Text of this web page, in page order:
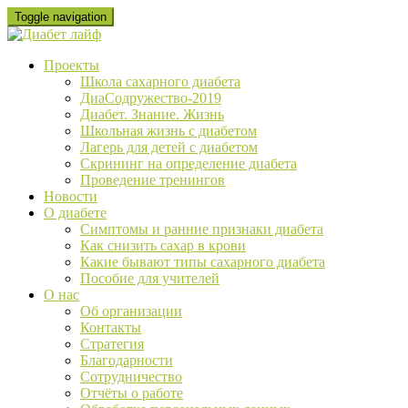
Skip
to
content
Toggle navigation
Проекты
Школа сахарного диабета
ДиаСодружество-2019
Диабет. Знание. Жизнь
Школьная жизнь с диабетом
Лагерь для детей с диабетом
Скрининг на определение диабета
Проведение тренингов
Новости
О диабете
Cимптомы и ранние признаки диабета
Как снизить сахар в крови
Какие бывают типы сахарного диабета
Пособие для учителей
О нас
Об организации
Контакты
Стратегия
Благодарности
Сотрудничество
Отчёты о работе